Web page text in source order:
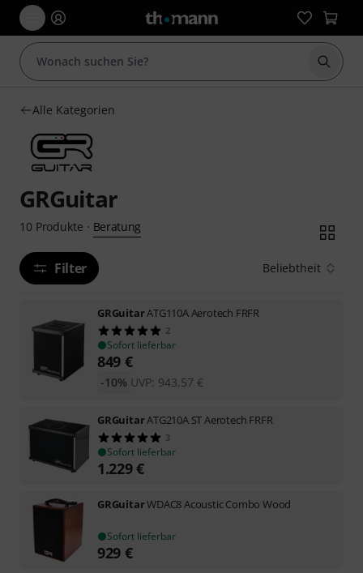
Suche
Alle Kategorien
GRGuitar
10 Produkte · Beratung
Filter Beliebtheit
GRGuitarATG110A Aerotech FRFR
2
Sofort lieferbar
849 €
UVP: 943,57 €
-10%
GRGuitarATG210A ST Aerotech FRFR
3
Sofort lieferbar
1.229€
GRGuitarWDAC8 Acoustic Combo Wood
Sofort lieferbar
929 €